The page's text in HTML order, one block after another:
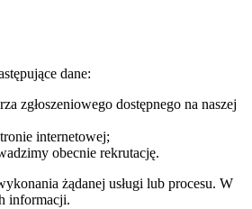
dane:
zgłoszeniowego dostępnego na naszej
internetowej;
obecnie rekrutację.
żądanej usługi lub procesu. W
informacji.